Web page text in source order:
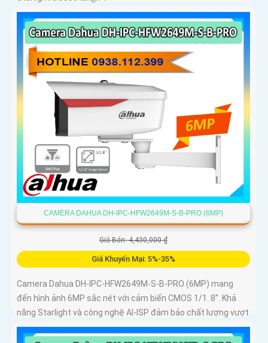
CAMERA DAHUA DH-IPC-HFW2649M-S-B-PRO (6MP)
Giá Bán: 4,430,000 ₫
Giá Khuyến Mại: 5%-35%
Camera Dahua DH-IPC-HFW2649M-S-B-PRO (6MP) mang
đến hình ảnh 6MP sắc nét với cảm biến CMOS 1/1. 8”. Khả
năng Starlight và công nghệ AI-ISP đảm bảo chất lượng vượt
trội cả ngày lẫn đêm